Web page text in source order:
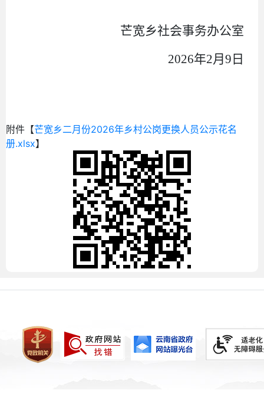
芒宽乡社会事务办公室
2026年2月 9 日
附件【芒宽乡二月份2026年乡村公岗更换人员公示花名
册.xlsx】